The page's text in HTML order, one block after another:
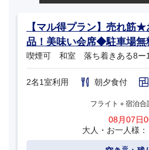
【マル得プラン】売れ筋
品！美味い会席◆駐車場無
喫煙可 和室 落ち着きある8ー
2名1室利用 朝夕食付
フライト＋宿泊合
08月07日
大人・お一人様：